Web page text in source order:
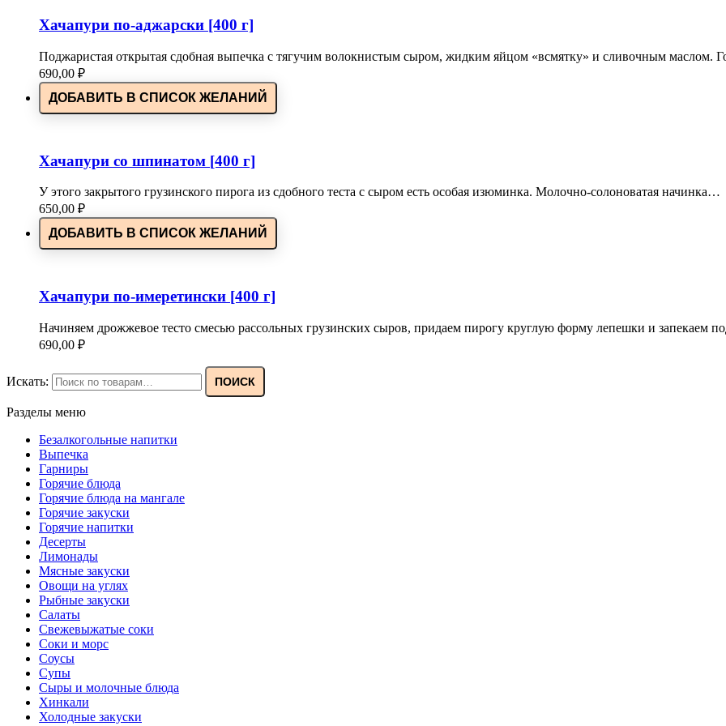
Хачапури по-аджарски [400 г]
Поджаристая открытая сдобная выпечка с тягучим волокнистым сыром, жидким яйцом «всмятку» и сливочным маслом.
690,00 ₽
ДОБАВИТЬ В СПИСОК ЖЕЛАНИЙ
Хачапури со шпинатом [400 г]
У этого закрытого грузинского пирога из сдобного теста с сыром есть особая изюминка. Молочно-солоноватая начинка…
650,00 ₽
ДОБАВИТЬ В СПИСОК ЖЕЛАНИЙ
Хачапури по-имеретински [400 г]
Начиняем дрожжевое тесто смесью рассольных грузинских сыров, придаем пирогу круглую форму лепешки и запекаем
690,00 ₽
Искать: ПОИСК
Разделы меню
Безалкогольные напитки
Выпечка
Гарниры
Горячие блюда
Горячие блюда на мангале
Горячие закуски
Горячие напитки
Десерты
Лимонады
Мясные закуски
Овощи на углях
Рыбные закуски
Салаты
Свежевыжатые соки
Соки и морс
Соусы
Супы
Сыры и молочные блюда
Хинкали
Холодные закуски